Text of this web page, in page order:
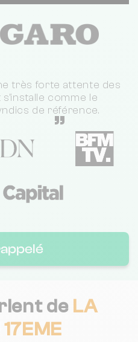
très forte attente des
comme le
de référence.
”
de LA